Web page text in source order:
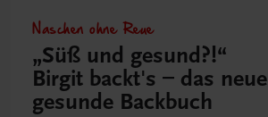
Naschen ohne Reue
„Süß und gesund?!“
Birgit backt's – das neue
gesunde Backbuch